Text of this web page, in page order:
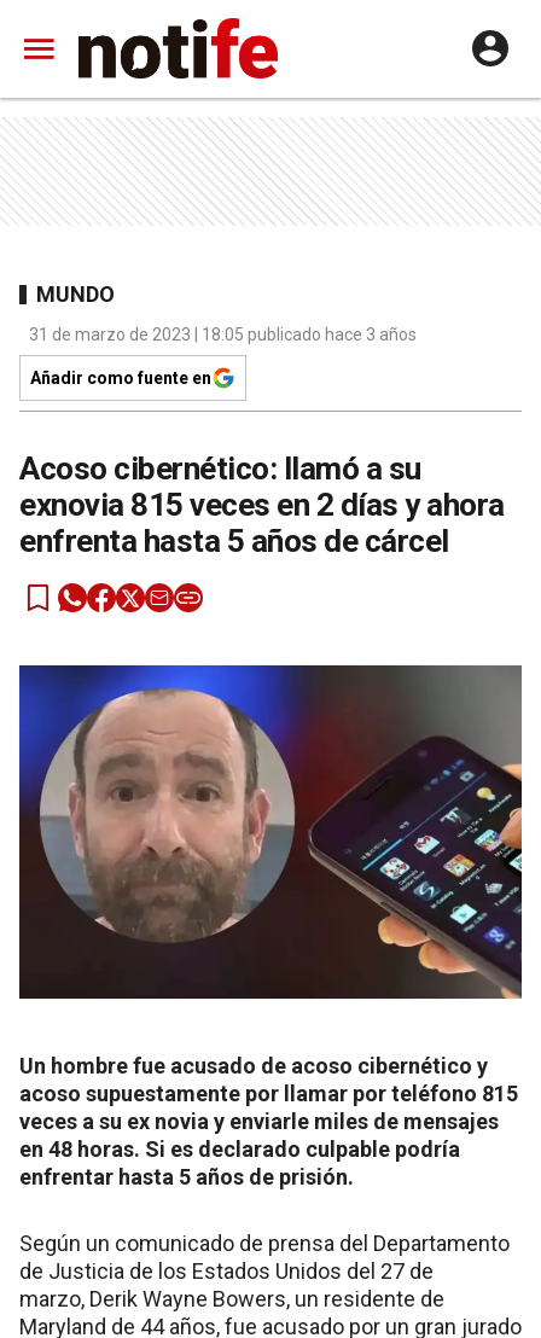
MUNDO
31 de marzo de 2023 | 18:05 publicado hace 3 años
Añadir como fuente en
Acoso cibernético: llamó a su
exnovia 815 veces en 2 días y ahora
enfrenta hasta 5 años de cárcel
Un hombre fue acusado de acoso cibernético y
acoso supuestamente por llamar por teléfono 815
veces a su ex novia y enviarle miles de mensajes
en 48 horas. Si es declarado culpable podría
enfrentar hasta 5 años de prisión.
Según un comunicado de prensa del Departamento
de Justicia de los Estados Unidos del 27 de
marzo, Derik Wayne Bowers, un residente de
Maryland de 44 años, fue acusado por un gran jurado